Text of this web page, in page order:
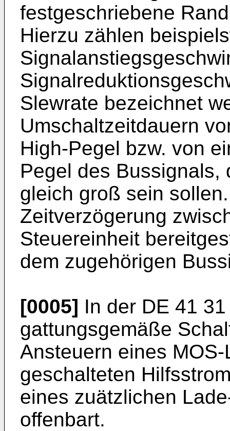
festgeschriebene
Hierzu zählen
Slewrate bezeichnet
Umschaltzeitdauern
High-Pegel bzw. von
Pegel des Bussignals,
gleich groß sein
Zeitverzögerung
Steuereinheit
dem zugehörigen
[0005] In der DE 41
gattungsgemäße
Ansteuern eines
geschalteten
eines zuätzlichen
offenbart.